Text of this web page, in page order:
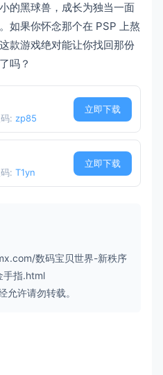
的黑球兽，成长为独当一面
如果你怀念那个在 PSP 上熬
款游戏绝对能让你找回那份
吗？
: zp85
立即下载
: T1yn
立即下载
数码宝贝世界-新秩序
手指.html
允许请勿转载。